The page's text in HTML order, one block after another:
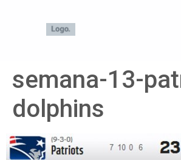
semana-13-
dolphins